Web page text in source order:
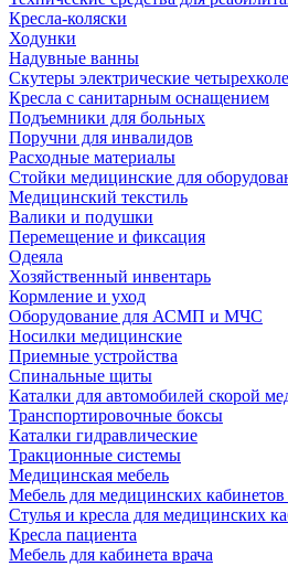
Кресла-коляски
Ходунки
Надувные ванны
Скутеры электрические
Кресла с санитарным оснащением
Подъемники для больных
Поручни для инвалидов
Расходные материалы
Стойки медицинские для
Медицинский текстиль
Валики и подушки
Перемещение и фиксация
Одеяла
Хозяйственный инвентарь
Кормление и уход
Оборудование для АСМП и МЧС
Носилки медицинские
Приемные устройства
Спинальные щиты
Каталки для автомобилей скорой
Транспортировочные боксы
Каталки гидравлические
Тракционные системы
Медицинская мебель
Мебель для медицинских
Стулья и кресла для медицинских
Кресла пациента
Мебель для кабинета врача